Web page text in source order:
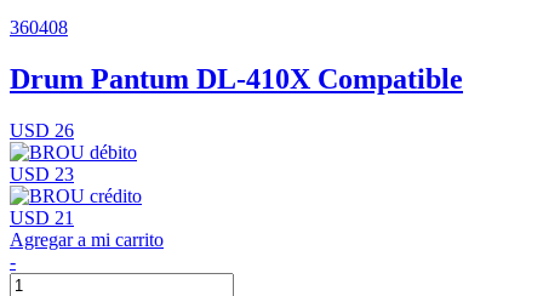
360408
Drum Pantum DL-410X Compatible
USD 26
USD 23
USD 21
Agregar a mi carrito
-